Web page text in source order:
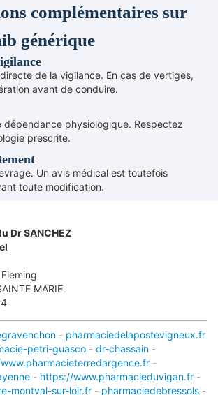
complémentaires sur
générique
directe de la vigilance. En cas de vertiges,
avant de conduire.
dépendance physiologique. Respectez
prescrite.
Un avis médical est toutefois
toute modification.
Dr SANCHEZ
MARIE
- pharmaciedelapostevigneux.fr
petri-guasco- dr-chassain-
-
- https://www.pharmacieduvigan.fr-
montval-sur-loir.fr- pharmaciedebressols-